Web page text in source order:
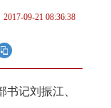
2017-09-21 08:36:38
记刘振江、